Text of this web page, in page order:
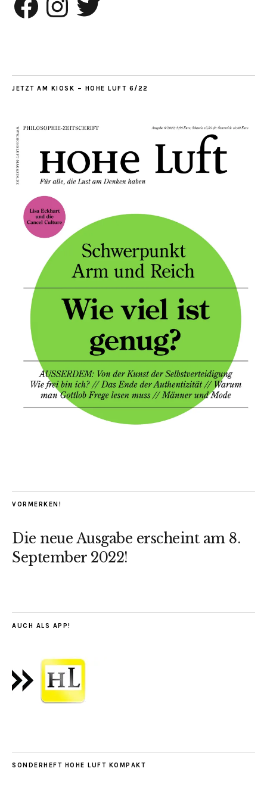
JETZT AM KIOSK – HOHE LUFT 6/22
VORMERKEN!
Die neue Ausgabe erscheint am 8.
September 2022!
AUCH ALS APP!
SONDERHEFT HOHE LUFT KOMPAKT